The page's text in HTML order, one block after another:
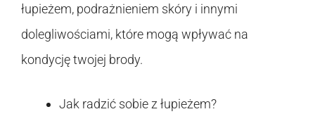
łupieżem, podrażnieniem skóry i innymi
dolegliwościami, które mogą wpływać na
kondycję twojej brody.
Jak radzić sobie z łupieżem?